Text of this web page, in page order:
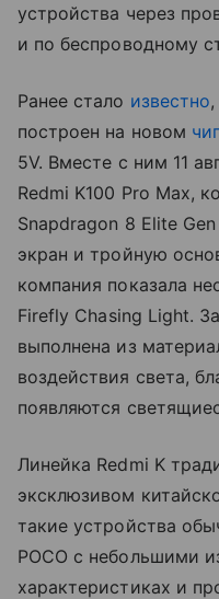
устройства через
и по беспроводному
Ранее стало известно
построен на новом
5V. Вместе с ним 11
Redmi K100 Pro Max,
Snapdragon 8 Elite
экран и тройную
компания показала
Firefly Chasing Light.
выполнена из
воздействия света,
появляются
Линейка Redmi K
эксклюзивом
такие устройства
POCO с небольшими
характеристиках и